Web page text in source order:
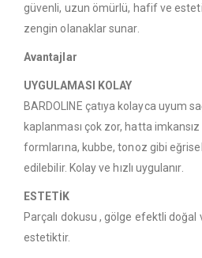
güvenli, uzun ömürlü, hafif ve
zengin olanaklar sunar.
Avantajlar
UYGULAMASI KOLAY
BARDOLINE çatıya kolayca uyum
kaplanması çok zor, hatta imkansız
formlarına, kubbe, tonoz gibi
edilebilir. Kolay ve hızlı uygulanır.
ESTETİK
Parçalı dokusu , gölge efektli doğal
estetiktir.